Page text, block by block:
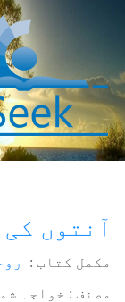
آنتوں کی
مکمل کتاب :
مصنف : خواجہ